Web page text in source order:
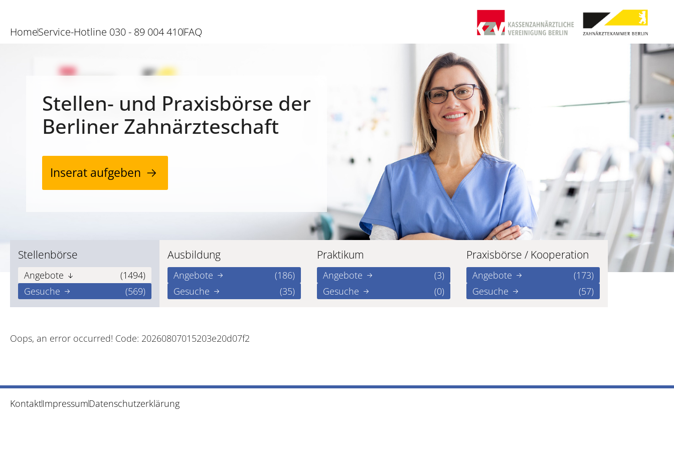
HomeService-Hotline 030 - 89 004 410FAQ
Stellen- und Praxisbörse der
Berliner Zahnärzteschaft
Inserat aufgeben
Stellenbörse
Angebote
(1494)
Gesuche
(569)
Ausbildung
Angebote
(186)
Gesuche
(35)
Praktikum
Angebote
(3)
Gesuche
(0)
Praxisbörse / Kooperation
Angebote
(173)
Gesuche
(57)
Oops, an error occurred! Code: 20260807015203e20d07f2
KontaktImpressumDatenschutzerklärung